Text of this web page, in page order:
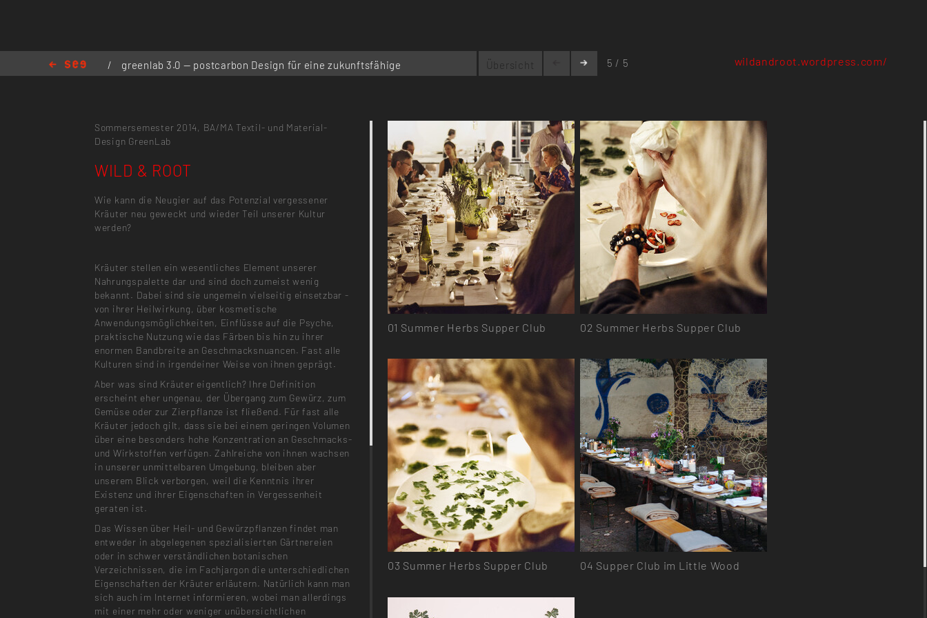
/
greenlab 3.0 — postcarbon Design für eine zukunftsfähige
Übersicht 5 / 5 wildandroot.wordpress.com/
Sommersemester 2014, BA/MA Textil- und Material-
Design GreenLab
WILD & ROOT
Wie kann die Neugier auf das Potenzial vergessener
Kräuter neu geweckt und wieder Teil unserer Kultur
werden?
Kräuter stellen ein wesentliches Element unserer
Nahrungspalette dar und sind doch zumeist wenig
bekannt. Dabei sind sie ungemein vielseitig einsetzbar -
von ihrer Heilwirkung, über kosmetische
Anwendungsmöglichkeiten, Einflüsse auf die Psyche,
praktische Nutzung wie das Färben bis hin zu ihrer
enormen Bandbreite an Geschmacksnuancen. Fast alle
Kulturen sind in irgendeiner Weise von ihnen geprägt.
Aber was sind Kräuter eigentlich? Ihre Definition
erscheint eher ungenau, der Übergang zum Gewürz, zum
Gemüse oder zur Zierpflanze ist fließend. Für fast alle
Kräuter jedoch gilt, dass sie bei einem geringen Volumen
über eine besonders hohe Konzentration an Geschmacks-
und Wirkstoffen verfügen. Zahlreiche von ihnen wachsen
in unserer unmittelbaren Umgebung, bleiben aber
unserem Blick verborgen, weil die Kenntnis ihrer
Existenz und ihrer Eigenschaften in Vergessenheit
geraten ist.
Das Wissen über Heil- und Gewürzpflanzen findet man
entweder in abgelegenen spezialisierten Gärtnereien
oder in schwer verständlichen botanischen
Verzeichnissen, die im Fachjargon die unterschiedlichen
Eigenschaften der Kräuter erläutern. Natürlich kann man
sich auch im Internet informieren, wobei man allerdings
mit einer mehr oder weniger unübersichtlichen
01 Summer Herbs Supper Club 02 Summer Herbs Supper Club
03 Summer Herbs Supper Club 04 Supper Club im Little Wood